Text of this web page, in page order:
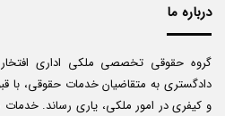
درباره ما
گروه حقوقی تخصصی ملکی اداری
دادگستری به متقاضیان خدمات حقوقی، با
و کیفری در امور ملکی، یاری رساند. خدمات